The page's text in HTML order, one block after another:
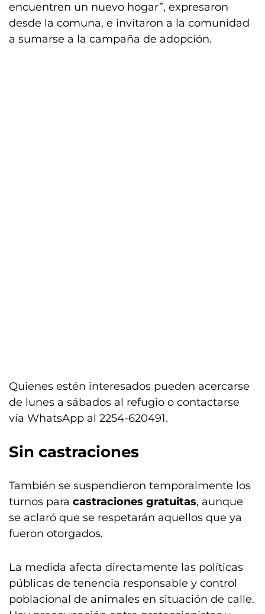
encuentren un nuevo hogar”, expresaron
desde la comuna, e invitaron a la comunidad
a sumarse a la campaña de adopción.
Quienes estén interesados pueden acercarse
de lunes a sábados al refugio o contactarse
vía WhatsApp al 2254-620491.
Sin castraciones
También se suspendieron temporalmente los
turnos para castraciones gratuitas, aunque
se aclaró que se respetarán aquellos que ya
fueron otorgados.
La medida afecta directamente las políticas
públicas de tenencia responsable y control
poblacional de animales en situación de calle.